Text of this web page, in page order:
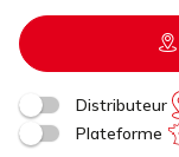
Distributeur
Plateforme